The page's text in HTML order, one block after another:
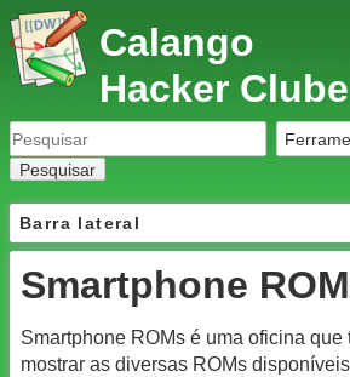
Calango
Hacker Clube
Pesquisar
Barra lateral
Smartphone
Smartphone ROMs é uma oficina que
mostrar as diversas ROMs